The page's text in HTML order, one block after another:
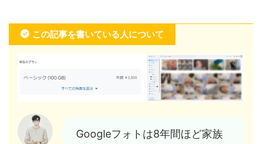
この記事を書いている人について
Googleフォトは8年間ほど家族